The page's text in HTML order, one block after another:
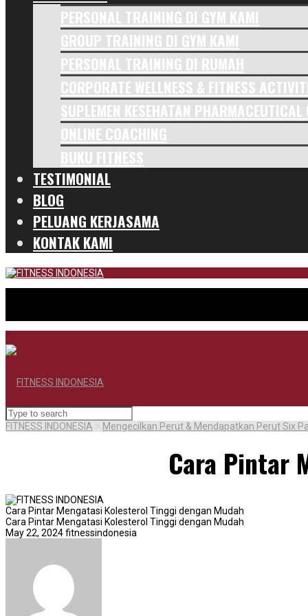
PERSONAL TRAINING DI GYM KAMI
GROUP TRAINING DI GYM KAMI
PERSONAL TRAINING DI RUMAH
CORPORATE WELLNESS & FITNESS
SUPLEMEN KESEHATAN PHARMACEUTICAL
ONLINE COACHING
BUKU FITNESS
TESTIMONIAL
BLOG
PELUANG KERJASAMA
KONTAK KAMI
FITNESS INDONESIA > Mengecilkan Perut & Mendapatkan Perut Six
Cara Pintar
Cara Pintar Mengatasi Kolesterol Tinggi dengan Mudah
Cara Pintar Mengatasi Kolesterol Tinggi dengan Mudah
May 22, 2024fitnessindonesia